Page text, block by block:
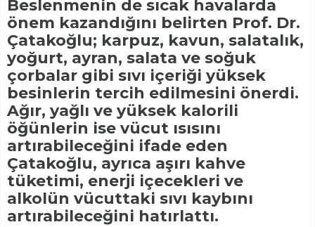
Beslenmenin de sıcak havalarda
önem kazandığını belirten Prof. Dr.
Çatakoğlu; karpuz, kavun, salatalık,
yoğurt, ayran, salata ve soğuk
çorbalar gibi sıvı içeriği yüksek
besinlerin tercih edilmesini önerdi.
Ağır, yağlı ve yüksek kalorili
öğünlerin ise vücut ısısını
artırabileceğini ifade eden
Çatakoğlu, ayrıca aşırı kahve
tüketimi, enerji içecekleri ve
alkolün vücuttaki sıvı kaybını
artırabileceğini hatırlattı.